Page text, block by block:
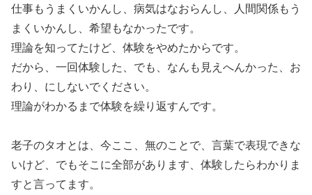
仕事もうまくいかんし、病気はなおらんし、人間関係もう
まくいかんし、希望もなかったです。
理論を知ってたけど、体験をやめたからです。
だから、一回体験した、でも、なんも見えへんかった、お
わり、にしないでください。
理論がわかるまで体験を繰り返すんです。
老子のタオとは、今ここ、無のことで、言葉で表現できな
いけど、でもそこに全部があります、体験したらわかりま
すと言ってます。